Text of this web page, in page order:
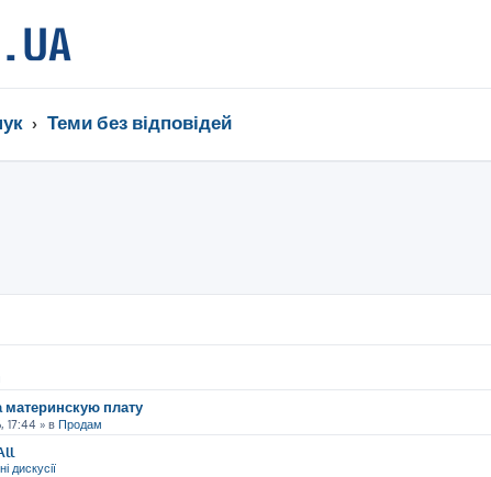
Теми без відповідей
плату
17:44 » в Продам
дискусії